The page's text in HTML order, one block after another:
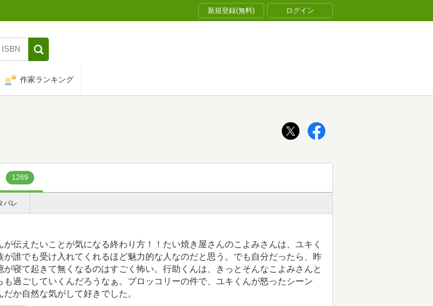
新規登録(無料) ログイン
作家ランキング
1269
バレ
が伝えたいことが気になる終わり方！！たい焼き屋さんのこよみさんは、ユキく
が誰でも受け入れてくれるほど魅力的な人なのだと思う。でも自分だったら、昨
が寝て起きて無くなるのはすごく怖い。行助くんは、きっとそんなこよみさんと
も過ごしていくんだろうなぁ。ブロッコリーの件で、ユキくんが怒ったシーン
だか自然な気がして好きでした。